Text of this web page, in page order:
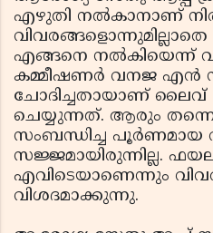
എഴുതി നല്‍കാനാണ്
എങ്ങനെ നല്‍കിയെന്ന്
കമ്മീഷണര്‍ വനജ എന്‍
ചോദിച്ചതായാണ് ലൈവ്
ചെയ്യുന്നത്. ആരും തന്നെ
സംബന്ധിച്ച
സജ്ജമായിരുന്നില്ല.
എവിടെയാണെന്നും
വിശദമാക്കുന്നു.